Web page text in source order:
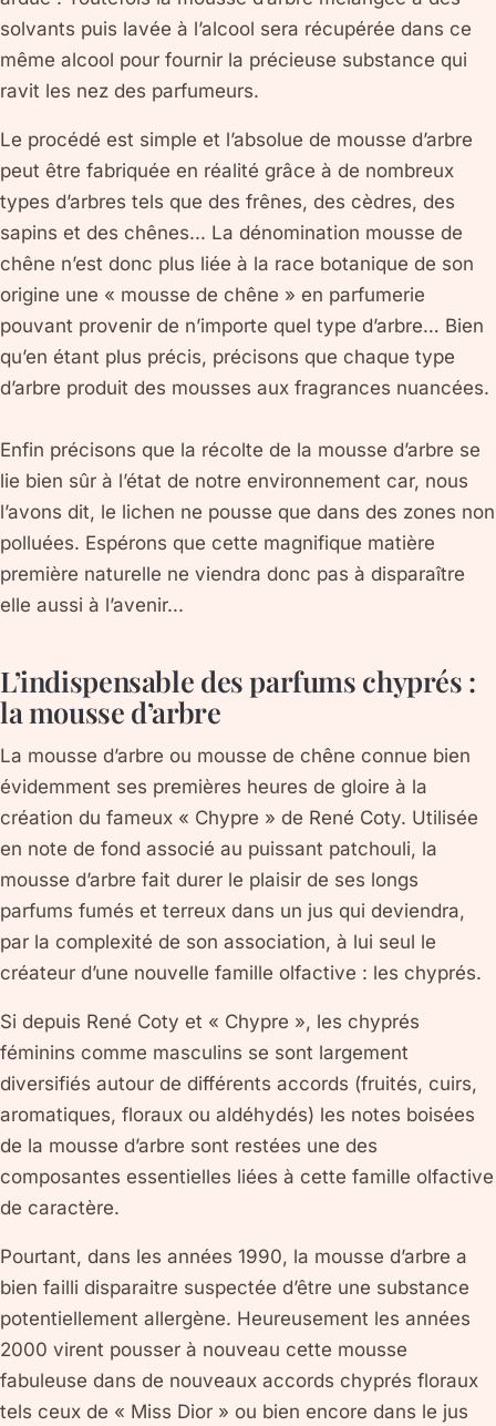
solvants puis lavée à l’alcool sera récupérée dans ce
même alcool pour fournir la précieuse substance qui
ravit les nez des parfumeurs.
Le procédé est simple et l’absolue de mousse d’arbre
peut être fabriquée en réalité grâce à de nombreux
types d’arbres tels que des frênes, des cèdres, des
sapins et des chênes... La dénomination mousse de
chêne n’est donc plus liée à la race botanique de son
origine une « mousse de chêne » en parfumerie
pouvant provenir de n’importe quel type d’arbre… Bien
qu’en étant plus précis, précisons que chaque type
d’arbre produit des mousses aux fragrances nuancées.
Enfin précisons que la récolte de la mousse d’arbre se
lie bien sûr à l’état de notre environnement car, nous
l’avons dit, le lichen ne pousse que dans des zones non
polluées. Espérons que cette magnifique matière
première naturelle ne viendra donc pas à disparaître
elle aussi à l’avenir...
L’indispensable des parfums chyprés :
la mousse d’arbre
La mousse d’arbre ou mousse de chêne connue bien
évidemment ses premières heures de gloire à la
création du fameux « Chypre » de René Coty. Utilisée
en note de fond associé au puissant patchouli, la
mousse d’arbre fait durer le plaisir de ses longs
parfums fumés et terreux dans un jus qui deviendra,
par la complexité de son association, à lui seul le
créateur d’une nouvelle famille olfactive : les chyprés.
Si depuis René Coty et « Chypre », les chyprés
féminins comme masculins se sont largement
diversifiés autour de différents accords (fruités, cuirs,
aromatiques, floraux ou aldéhydés) les notes boisées
de la mousse d’arbre sont restées une des
composantes essentielles liées à cette famille olfactive
de caractère.
Pourtant, dans les années 1990, la mousse d’arbre a
bien failli disparaitre suspectée d’être une substance
potentiellement allergène. Heureusement les années
2000 virent pousser à nouveau cette mousse
fabuleuse dans de nouveaux accords chyprés floraux
tels ceux de « Miss Dior » ou bien encore dans le jus